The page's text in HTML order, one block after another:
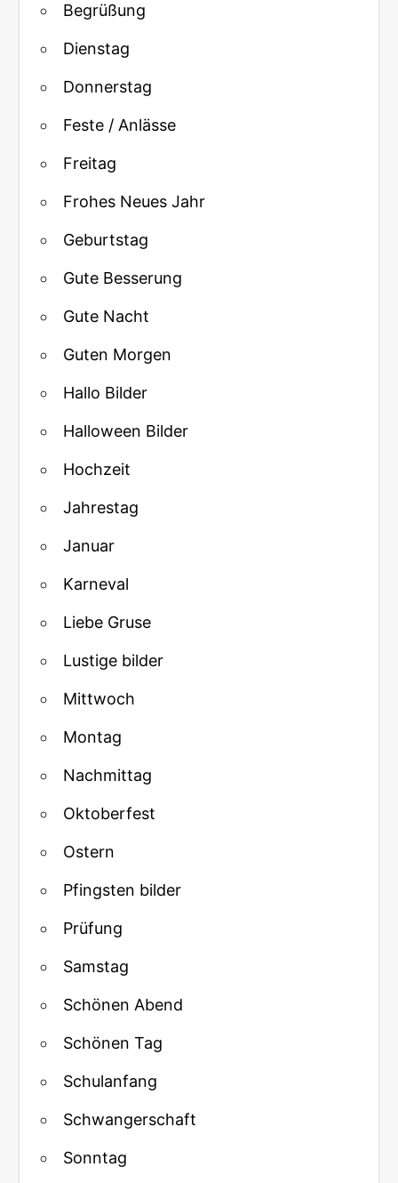
Begrüßung
Dienstag
Donnerstag
Feste / Anlässe
Freitag
Frohes Neues Jahr
Geburtstag
Gute Besserung
Gute Nacht
Guten Morgen
Hallo Bilder
Halloween Bilder
Hochzeit
Jahrestag
Januar
Karneval
Liebe Gruse
Lustige bilder
Mittwoch
Montag
Nachmittag
Oktoberfest
Ostern
Pfingsten bilder
Prüfung
Samstag
Schönen Abend
Schönen Tag
Schulanfang
Schwangerschaft
Sonntag